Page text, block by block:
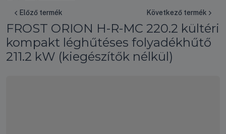
Előző termék Következő termék
FROST ORION H-R-MC 220.2 kültéri
kompakt léghűtéses folyadékhűtő
211.2 kW (kiegészítők nélkül)